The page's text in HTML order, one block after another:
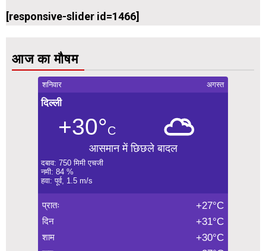
[responsive-slider id=1466]
आज का मौषम
शनिवार अगस्त
दिल्ली
+30°C
आसमान में छिछले बादल
दबाव: 750 मिमी एचजी
नमी: 84 %
हवा: पूर्व, 1.5 m/s
प्रातः +27°C
दिन +31°C
शाम +30°C